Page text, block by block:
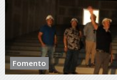
Fomento